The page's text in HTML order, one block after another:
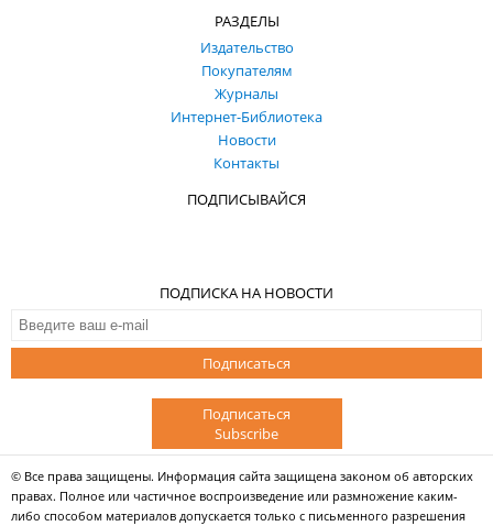
РАЗДЕЛЫ
Издательство
Покупателям
Журналы
Интернет-Библиотека
Новости
Контакты
ПОДПИСЫВАЙСЯ
ПОДПИСКА НА НОВОСТИ
Подписаться
Подписаться
Subscribe
© Все права защищены. Информация сайта защищена законом об авторских
правах. Полное или частичное воспроизведение или размножение каким-
либо способом материалов допускается только с письменного разрешения